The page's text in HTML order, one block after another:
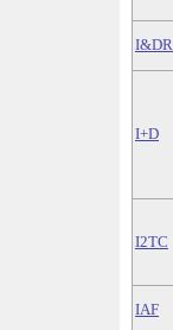
I&DR
I+D
I2TC
IAF